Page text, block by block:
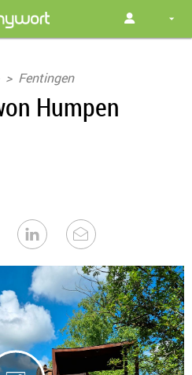
Fentingen
Humpen